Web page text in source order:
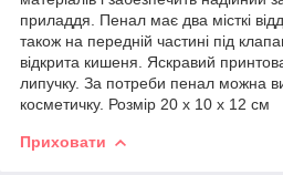
приладдя. Пенал має два місткі
також на передній частині під
відкрита кишеня. Яскравий
липучку. За потреби пенал можна
косметичку. Розмір 20 х 10 х 12 см
Приховати